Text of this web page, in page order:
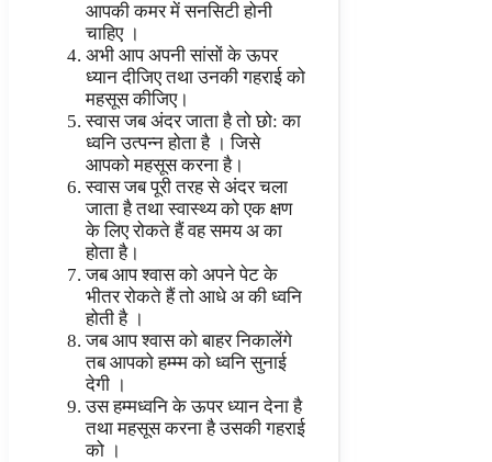
आपकी कमर में सनसिटी होनी
चाहिए ।
अभी आप अपनी सांसों के ऊपर
ध्यान दीजिए तथा उनकी गहराई को
महसूस कीजिए।
स्वास जब अंदर जाता है तो छो: का
ध्वनि उत्पन्न होता है । जिसे
आपको महसूस करना है।
स्वास जब पूरी तरह से अंदर चला
जाता है तथा स्वास्थ्य को एक क्षण
के लिए रोकते हैं वह समय अ का
होता है।
जब आप श्वास को अपने पेट के
भीतर रोकते हैं तो आधे अ की ध्वनि
होती है ।
जब आप श्वास को बाहर निकालेंगे
तब आपको हम्म्म को ध्वनि सुनाई
देगी ।
उस हम्मध्वनि के ऊपर ध्यान देना है
तथा महसूस करना है उसकी गहराई
को ।